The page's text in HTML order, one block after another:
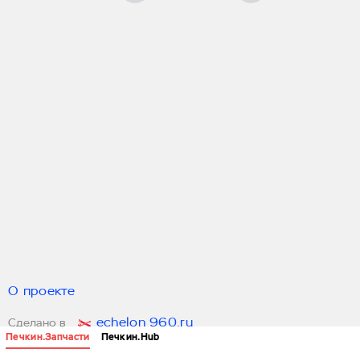
Печкин.Запчасти Печкин.Hub
О проекте
Сделано в echelon 960.ru